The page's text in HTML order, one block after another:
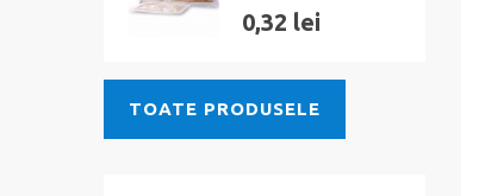
0,32 lei
TOATE PRODUSELE